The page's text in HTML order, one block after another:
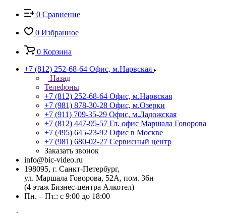
0 Сравнение
0 Избранное
0 Корзина
+7 (812) 252-68-64 Офис, м.Нарвская
Назад
Телефоны
+7 (812) 252-68-64 Офис, м.Нарвская
+7 (981) 878-30-28 Офис, м.Озерки
+7 (911) 709-35-29 Офис, м.Ладожская
+7 (812) 447-95-57 Гл. офис Маршала Говорова
+7 (495) 645-23-92 Офис в Москве
+7 (981) 680-02-27 Сервисный центр
Заказать звонок
info@bic-video.ru
198095, г. Санкт-Петербург,
ул. Маршала Говорова, 52А, пом. 36н
(4 этаж Бизнес-центра Алкотел)
Пн. – Пт.: с 9:00 до 18:00